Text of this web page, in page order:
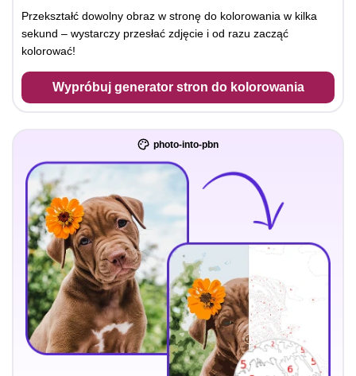
Przekształć dowolny obraz w stronę do kolorowania w kilka
sekund – wystarczy przesłać zdjęcie i od razu zacząć
kolorować!
Wypróbuj generator stron do kolorowania
photo-into-pbn